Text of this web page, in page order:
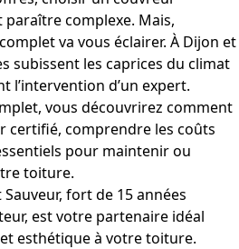
complexe. Mais,
va vous éclairer. À Dijon et
subissent les caprices du climat
l’intervention d’un expert.
vous découvrirez comment
certifié, comprendre les coûts
pour maintenir ou
toiture.
fort de 15 années
est votre partenaire idéal
esthétique à votre toiture.